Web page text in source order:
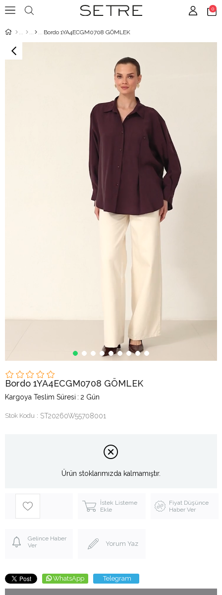
0
Bordo 1YA4ECGM0708 GÖMLEK
Bordo 1YA4ECGM0708 GÖMLEK
Kargoya Teslim Süresi : 2 Gün
Stok Kodu ST20260W55708001
Ürün stoklarımızda kalmamıştır.
İstek Listeme
Ekle
Fiyat Düşünce
Haber Ver
Gelince Haber
Ver
Yorum Yaz
WhatsApp Telegram